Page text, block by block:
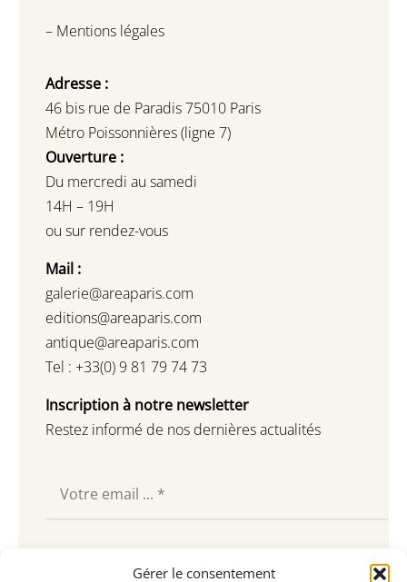
Gérer le consentement
– Mentions légales
Adresse :
46 bis rue de Paradis 75010 Paris
Métro Poissonnières (ligne 7)
Ouverture :
Du mercredi au samedi
14H – 19H
ou sur rendez-vous
Mail :
galerie@areaparis.com
editions@areaparis.com
antique@areaparis.com
Tel : +33(0) 9 81 79 74 73
Inscription à notre newsletter
Restez informé de nos dernières actualités
Souscrire